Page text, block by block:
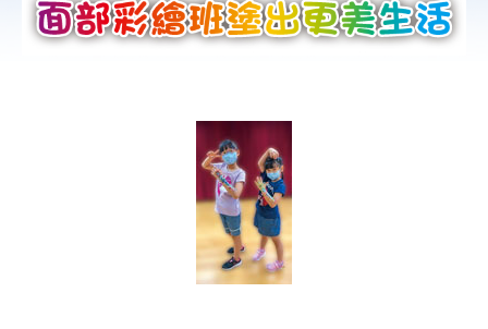
English